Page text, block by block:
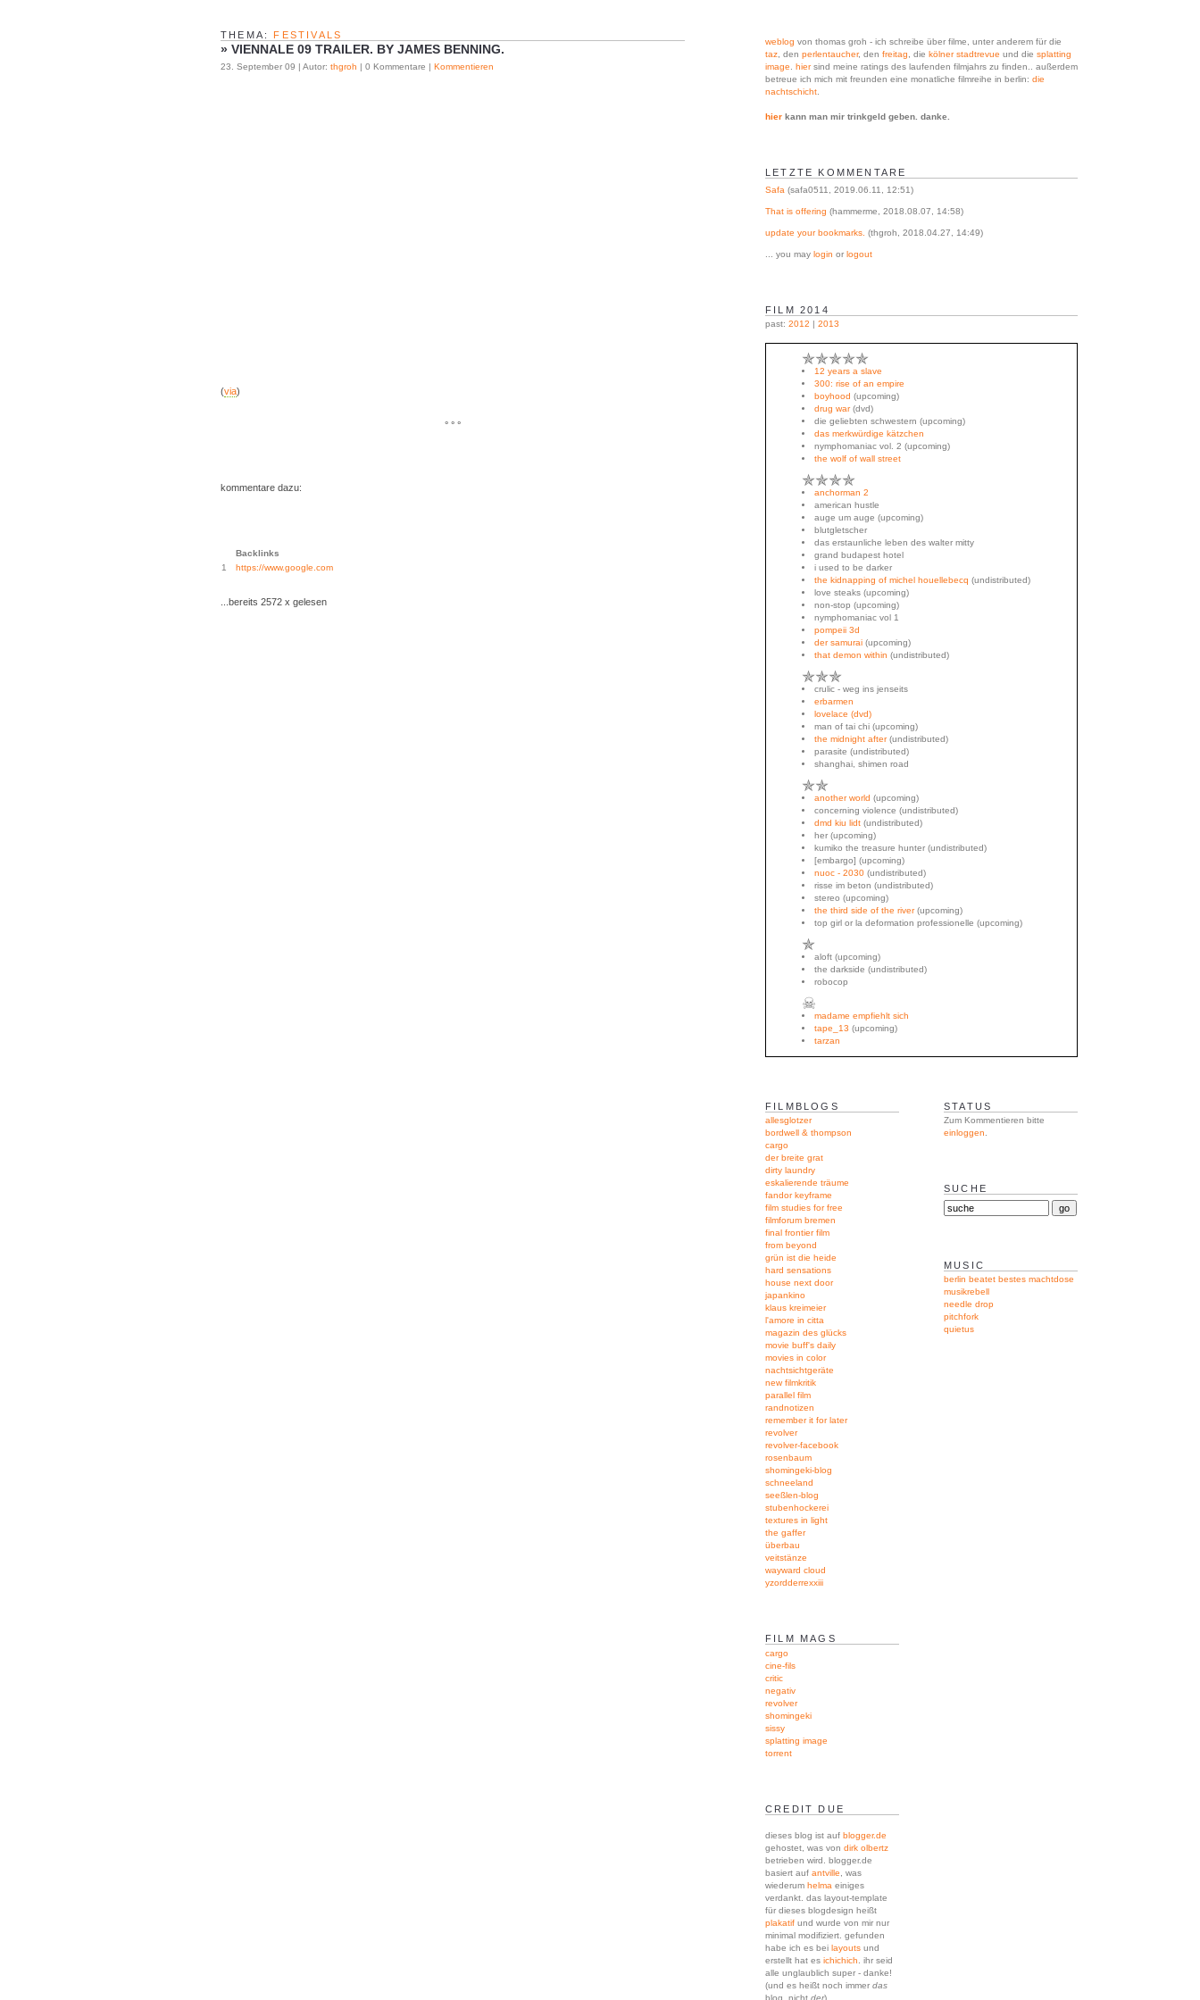
THEMA: FESTIVALS
» VIENNALE 09 TRAILER. BY JAMES BENNING.
23. September 09 | Autor: thgroh | 0 Kommentare | Kommentieren
(via)
° ° °
kommentare dazu:
Backlinks
1
https://www.google.com
...bereits 2572 x gelesen
weblog von thomas groh - ich schreibe über filme, unter anderem für die
taz , den perlentaucher, den freitag , die kölner stadtrevue und die splatting
image
hiersind meine ratings des laufenden filmjahrs zu finden.
. außerdem
betreue ich mich mit freunden eine monatliche filmreihe in berlin: die
nachtschicht
hier kann man mir trinkgeld geben. danke.
LETZTE KOMMENTARE
Safa (safa0511, 2019.06.11, 12:51)
That is offering (hammerme, 2018.08.07, 14:58)
update your bookmarks. (thgroh, 2018.04.27, 14:49)
... you may login or logout
FILM 2014
past: 2012 | 2013
✯✯✯✯✯
12 years a slave
300: rise of an empire
boyhood (upcoming)
drug war(dvd)
die geliebten schwestern (upcoming)
das merkwürdige kätzchen
nymphomaniac vol. 2 (upcoming)
the wolf of wall street
✯✯✯✯
anchorman 2
american hustle
auge um auge (upcoming)
blutgletscher
das erstaunliche leben des walter mitty
grand budapest hotel
i used to be darker
the kidnapping of michel houellebecq (undistributed)
love steaks (upcoming)
non-stop (upcoming)
nymphomaniac vol 1
pompeii 3d
der samurai (upcoming)
that demon within (undistributed)
✯✯✯
crulic - weg ins jenseits
erbarmen
lovelace (dvd)
man of tai chi (upcoming)
the midnight after(undistributed)
parasite (undistributed)
shanghai, shimen road
✯✯
another world (upcoming)
concerning violence (undistributed)
dmd kiu lidt (undistributed)
her (upcoming)
kumiko the treasure hunter (undistributed)
[embargo] (upcoming)
nuoc - 2030 (undistributed)
risse im beton (undistributed)
stereo (upcoming)
the third side of the river(upcoming)
top girl or la deformation professionelle (upcoming)
✯
aloft (upcoming)
the darkside (undistributed)
robocop
☠
madame empfiehlt sich
tape_13 (upcoming)
tarzan
STATUS
Zum Kommentieren bitte
einloggen.
SUCHE
MUSIC
berlin beatet bestes machtdose
musikrebell
needle drop
pitchfork
quietus
FILMBLOGS
allesglotzer
bordwell & thompson
cargo
der breite grat
dirty laundry
eskalierende träume
fandor keyframe
film studies for free
filmforum bremen
final frontier film
from beyond
grün ist die heide
hard sensations
house next door
japankino
klaus kreimeier
l'amore in citta
magazin des glücks
movie buff's daily
movies in color
nachtsichtgeräte
new filmkritik
parallel film
randnotizen
remember it for later
revolver
revolver-facebook
rosenbaum
shomingeki-blog
schneeland
seeßlen-blog
stubenhockerei
textures in light
the gaffer
überbau
veitstänze
wayward cloud
yzordderrexxiii
FILM MAGS
cargo
cine-fils
critic
negativ
revolver
shomingeki
sissy
splatting image
torrent
CREDIT DUE
dieses blog ist auf blogger.de
gehostet, was von dirk olbertz
betrieben wird. blogger.de
basiert auf antville , was
wiederum helma einiges
verdankt. das layout-template
für dieses blogdesign heißt
plakatif und wurde von mir nur
minimal modifiziert. gefunden
habe ich es bei layouts und
erstellt hat es ichichich . ihr seid
alle unglaublich super - danke!
(und es heißt noch immer das
blog, nicht der)